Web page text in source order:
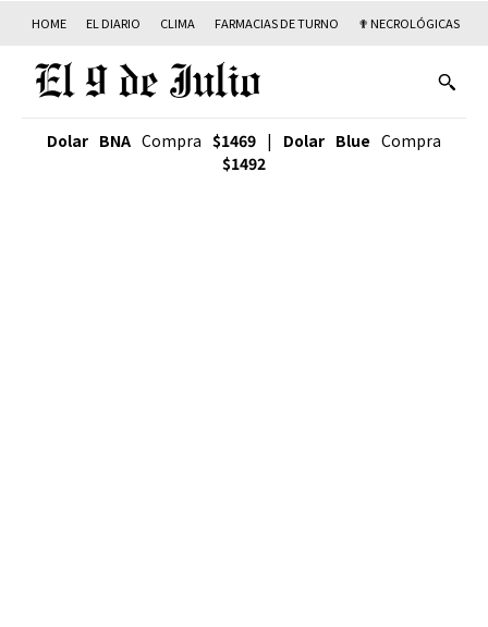
HOME EL DIARIO CLIMA FARMACIAS DE TURNO ✟ NECROLÓGICAS
Dolar BNA Compra $1469 | Dolar Blue Compra
$1492